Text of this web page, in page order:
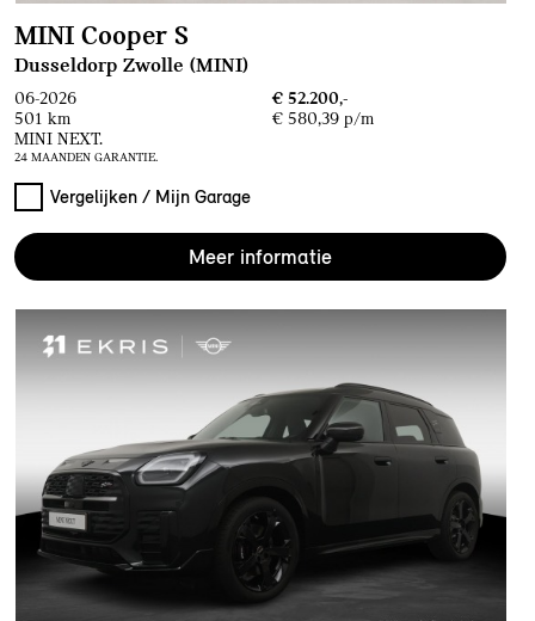
MINI Cooper S
Dusseldorp Zwolle (MINI)
06-2026
€ 52.200,-
501 km
€ 580,39 p/m
MINI NEXT.
24 MAANDEN GARANTIE.
Vergelijken / Mijn Garage
Meer informatie